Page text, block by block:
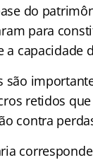
do
para
a capacidade
são
retidos
contra